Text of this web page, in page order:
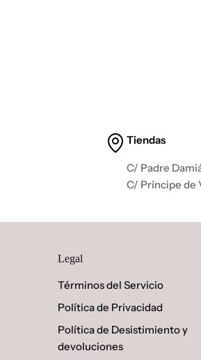
Tiendas
C/ Padre
C/ Príncipe de
Legal
Términos del Servicio
Política de Privacidad
Política de Desistimiento y
devoluciones